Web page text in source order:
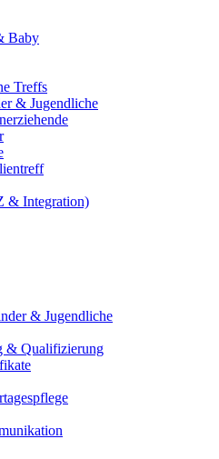
Baby
Treffs
& Jugendliche
& Integration)
& Jugendliche
& Qualifizierung